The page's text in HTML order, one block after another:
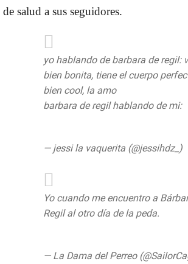
de salud a sus seguidores.
yo hablando de barbara de regil:
bien bonita, tiene el cuerpo
bien cool, la amo
barbara de regil hablando de mi:
— jessi la vaquerita (@jessihdz_)
Yo cuando me encuentro a
Regil al otro día de la peda.
— La Dama del Perreo